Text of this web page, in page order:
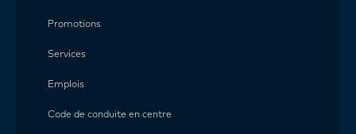
Promotions
Services
Emplois
Code de conduite en centre